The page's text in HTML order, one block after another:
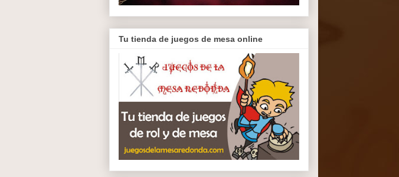
Tu tienda de juegos de mesa online